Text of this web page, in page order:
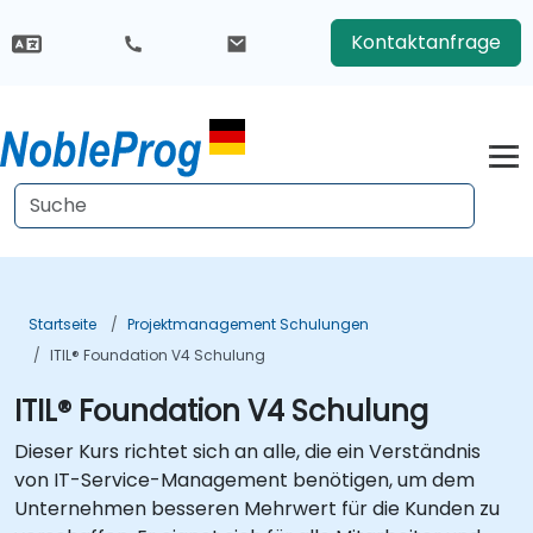
Kontaktanfrage
Startseite
Projektmanagement Schulungen
ITIL® Foundation V4 Schulung
ITIL® Foundation V4 Schulung
Dieser Kurs richtet sich an alle, die ein Verständnis
von IT-Service-Management benötigen, um dem
Unternehmen besseren Mehrwert für die Kunden zu